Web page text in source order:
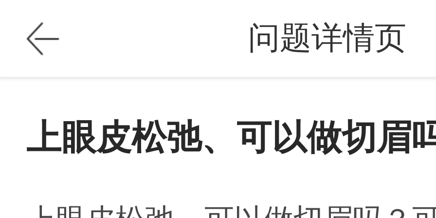
问题详情页
上眼皮松弛、可以做切眉